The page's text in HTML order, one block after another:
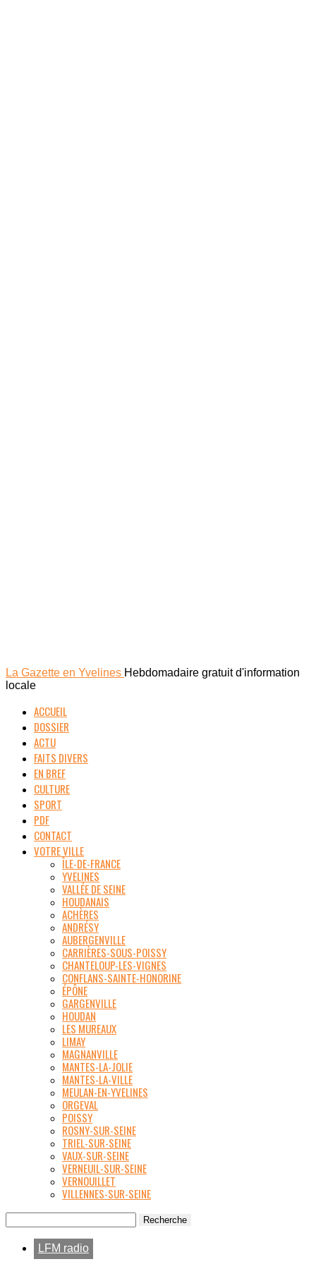
La Gazette en Yvelines Hebdomadaire gratuit d'information
locale
ACCUEIL
DOSSIER
ACTU
FAITS DIVERS
EN BREF
CULTURE
SPORT
PDF
CONTACT
VOTRE VILLE
ÎLE-DE-FRANCE
YVELINES
VALLÉE DE SEINE
HOUDANAIS
ACHÈRES
ANDRÉSY
AUBERGENVILLE
CARRIÈRES-SOUS-POISSY
CHANTELOUP-LES-VIGNES
CONFLANS-SAINTE-HONORINE
ÉPÔNE
GARGENVILLE
HOUDAN
LES MUREAUX
LIMAY
MAGNANVILLE
MANTES-LA-JOLIE
MANTES-LA-VILLE
MEULAN-EN-YVELINES
ORGEVAL
POISSY
ROSNY-SUR-SEINE
TRIEL-SUR-SEINE
VAUX-SUR-SEINE
VERNEUIL-SUR-SEINE
VERNOUILLET
VILLENNES-SUR-SEINE
LFM radio